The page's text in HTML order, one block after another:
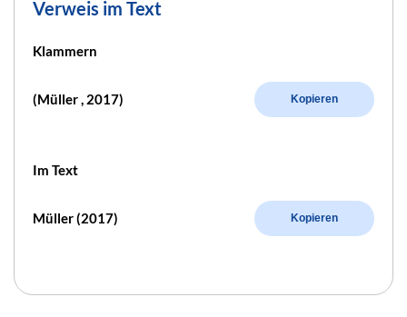
Verweis im Text
Klammern
(Müller , 2017) Kopieren
Im Text
Müller (2017) Kopieren